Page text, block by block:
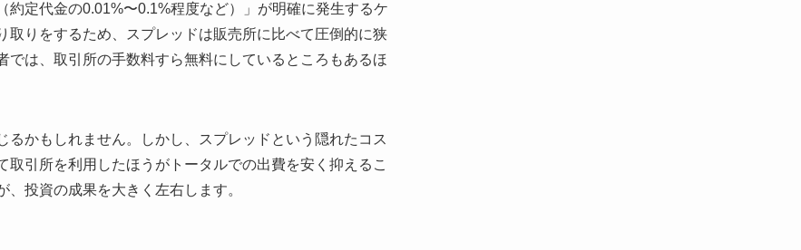
定代金の0.01%〜0.1%程度など）」が明確に発生するケ
りをするため、スプレッドは販売所に比べて圧倒的に狭
では、取引所の手数料すら無料にしているところもあるほ
かもしれません。しかし、スプレッドという隠れたコス
取引所を利用したほうがトータルでの出費を安く抑えるこ
投資の成果を大きく左右します。